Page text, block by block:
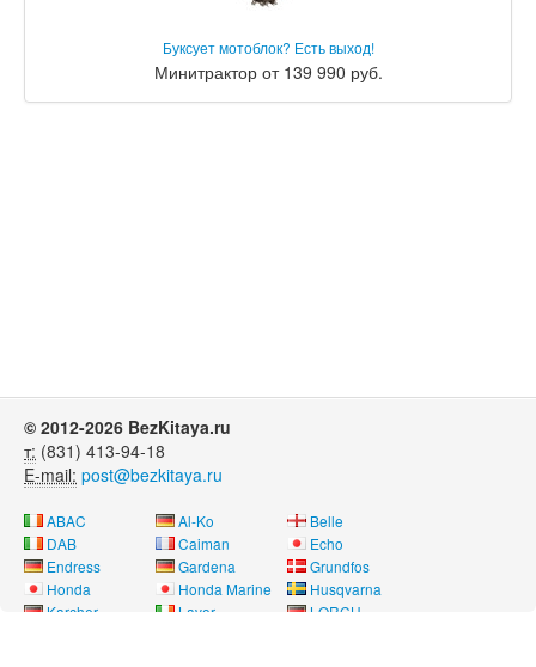
Буксует мотоблок? Есть выход!
Минитрактор от 139 990 руб.
© 2012-2026 BezKitaya.ru
т: (831) 413-94-18
E-mail: post@bezkitaya.ru
ABAC Al-Ko
Belle
DAB
Caiman
Echo
Endress
Gardena
Grundfos
Honda
Honda Marine
Husqvarna
Karcher
Lavor
LORCH